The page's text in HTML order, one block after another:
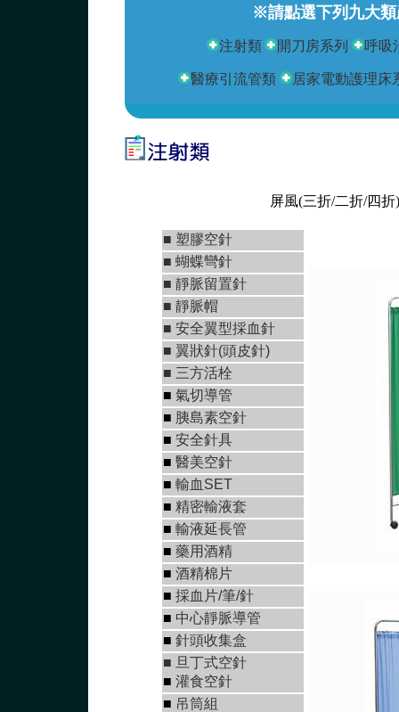
※請點選下列九大
注射類 開刀房系列 呼吸
醫療引流管類 居家電動護理床
屏風(三折/二折/四折)
■ 塑膠空針
■ 蝴蝶彎針
■ 靜脈留置針
■ 靜脈帽
■ 安全翼型採血針
■ 翼狀針(頭皮針)
■ 三方活栓
■ 氣切導管
■ 胰島素空針
■ 安全針具
■ 醫美空針
■ 輸血SET
■ 精密輸液套
■ 輸液延長管
■ 藥用酒精
■ 酒精棉片
■ 採血片/筆/針
■ 中心靜脈導管
■ 針頭收集盒
■ 旦丁式空針
■ 灌食空針
■ 吊筒組